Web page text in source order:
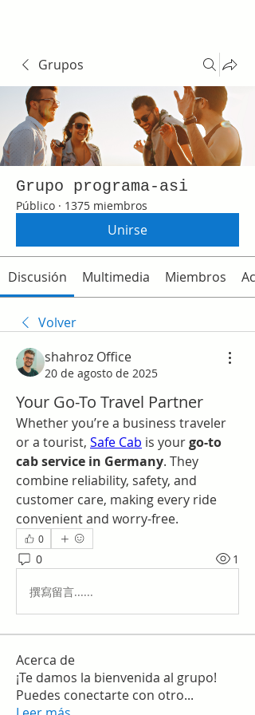
Grupos
Grupo programa-asi
Público · 1375 miembros
Unirse
Discusión Multimedia Miembros
Volver
shahroz Office
20 de agosto de 2025
Your Go-To Travel Partner
Whether you’re a business traveler
or a tourist, Safe Cab is your go-to
cab service in Germany. They
combine reliability, safety, and
customer care, making every ride
convenient and worry-free.
0
0 1
撰寫留言......
Acerca de
¡Te damos la bienvenida al grupo!
Puedes conectarte con otro...